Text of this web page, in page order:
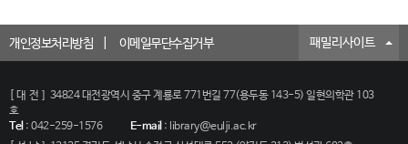
개인정보처리방침 이메일무단수집거부 패밀리사이트
[대전]
34824 대전광역시 중구 계룡로 771번길 77(용두동 143-5) 일현의학관 103
호
Tel: 042-259-1576 E-mail: library@eulji.ac.kr